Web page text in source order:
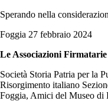
Sperando nella
Foggia 27 febbraio 2024
Le Associazioni
Società Storia Patria per la
Risorgimento italiano
Foggia, Amici del Museo di